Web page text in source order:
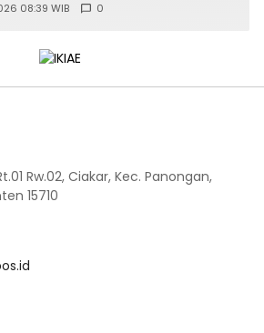
08:39 WIB 0
Rw.02, Ciakar, Kec. Panongan,
15710